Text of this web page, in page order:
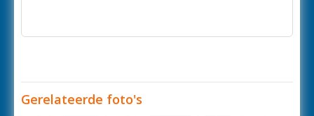
Gerelateerde foto's